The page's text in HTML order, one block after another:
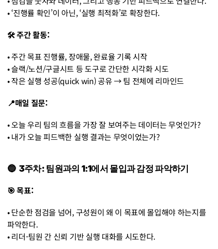
• ‘진행률 확인’이 아닌, ‘실행 최적화’로 확장한다.
🛠 주간 활동:
• 주간 목표 진행률, 장애물, 완료율 기록 시작
• 슬랙/노션/구글시트 등 도구로 간단한 시각화 시도
• 작은 실행 성공(quick win) 공유 → 팀 전체에 리마인드
📍매일 질문:
• 오늘 우리 팀의 흐름을 가장 잘 보여주는 데이터는 무엇인가?
• 내가 오늘 피드백한 실행 결과는 무엇이었는가?
🔵  3주차: 팀원과의 1:1에서 몰입과 감정 파악하기
🎯 목표:
• 단순한 점검을 넘어, 구성원이 왜 이 목표에 몰입해야 하는지를
파악한다.
• 리더-팀원 간 신뢰 기반 실행 대화를 시도한다.